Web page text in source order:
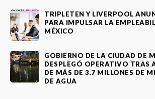
TRIPLETEN Y LIVERPOOL
PARA IMPULSAR LA
MÉXICO
GOBIERNO DE LA CIUDAD DE
DESPLEGÓ OPERATIVO TRAS
DE MÁS DE 3.7 MILLONES DE
DE AGUA